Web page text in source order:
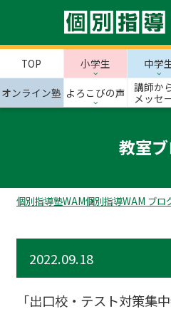
TOP 小学生 中学
オンライン塾 よろこびの声
講師か
メッセ
教室
個別指導塾WAM個別指導WAM ブロ
2022.09.18
「出口校・テスト対策集